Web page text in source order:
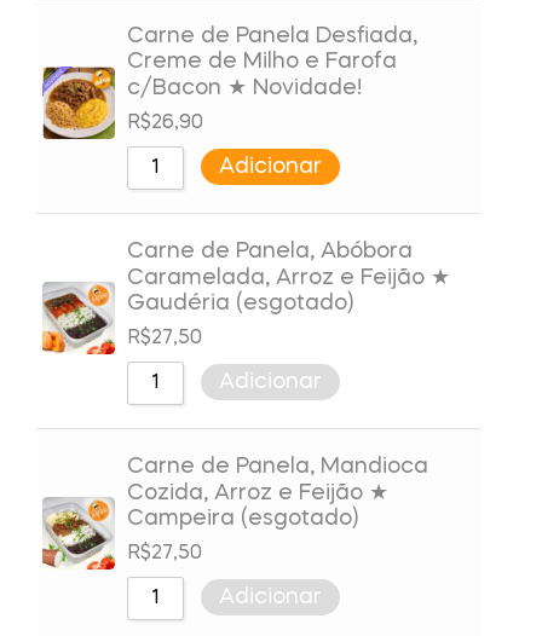
Carne de Panela Desfiada,
Creme de Milho e Farofa
c/Bacon ★ Novidade!
R$26,90
Adicionar
Carne de Panela, Abóbora
Caramelada, Arroz e Feijão ★
Gaudéria (esgotado)
R$27,50
Adicionar
Carne de Panela, Mandioca
Cozida, Arroz e Feijão ★
Campeira (esgotado)
R$27,50
Adicionar